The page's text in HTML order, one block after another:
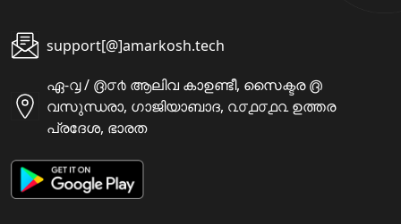
support[@]amarkosh.tech
ഏ-൮ / ൫൦൪ ആലിവ കാഉണ്ടീ, സൈക്ടര ൫
വസുന്ധരാ, ഗാജിയാബാദ, ൨൦൧൦൧൨ ഉത്തര
പ്രദേശ, ഭാരത